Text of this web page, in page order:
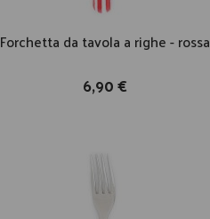
Forchetta da tavola a righe - rossa
6,90 €